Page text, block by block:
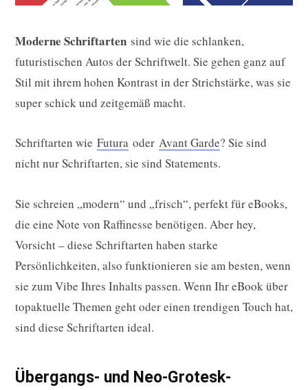
Moderne Schriftarten sind wie die schlanken,
futuristischen Autos der Schriftwelt. Sie gehen ganz auf
Stil mit ihrem hohen Kontrast in der Strichstärke, was sie
super schick und zeitgemäß macht.
Schriftarten wie Futura oder Avant Garde? Sie sind
nicht nur Schriftarten, sie sind Statements.
Sie schreien „modern“ und „frisch“, perfekt für eBooks,
die eine Note von Raffinesse benötigen. Aber hey,
Vorsicht – diese Schriftarten haben starke
Persönlichkeiten, also funktionieren sie am besten, wenn
sie zum Vibe Ihres Inhalts passen. Wenn Ihr eBook über
topaktuelle Themen geht oder einen trendigen Touch hat,
sind diese Schriftarten ideal.
Übergangs- und Neo-Grotesk-